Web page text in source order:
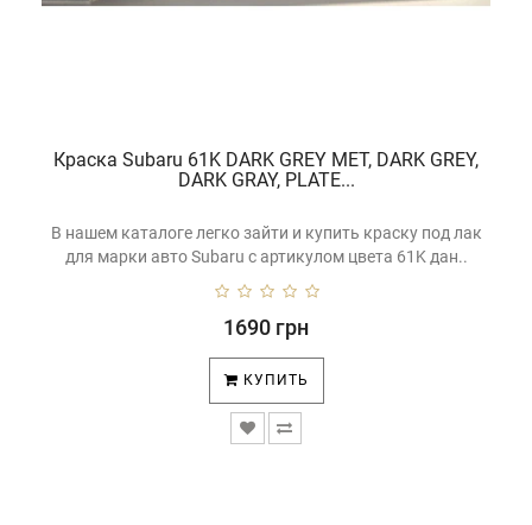
Краска Subaru 61K DARK GREY MET, DARK GREY,
DARK GRAY, PLATE...
В нашем каталоге легко зайти и купить краску под лак
для марки авто Subaru с артикулом цвета 61K дан..
1690 грн
КУПИТЬ